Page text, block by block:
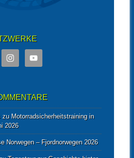
zu Motorradsicherheitstraining in
2026
Norwegen – Fjordnorwegen 2026